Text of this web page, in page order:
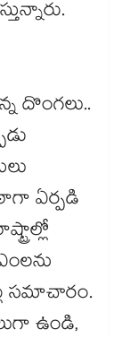
దొంగలు..
ఏర్పడి
సమాచారం.
ఉండి,